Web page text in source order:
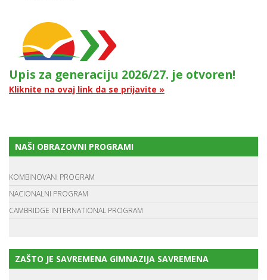
Upis za generaciju 2026/27. je otvoren!
Kliknite na ovaj link da se prijavite »
NAŠI OBRAZOVNI PROGRAMI
KOMBINOVANI PROGRAM
NACIONALNI PROGRAM
CAMBRIDGE INTERNATIONAL PROGRAM
ZAŠTO JE SAVREMENA GIMNAZIJA SAVREMENA